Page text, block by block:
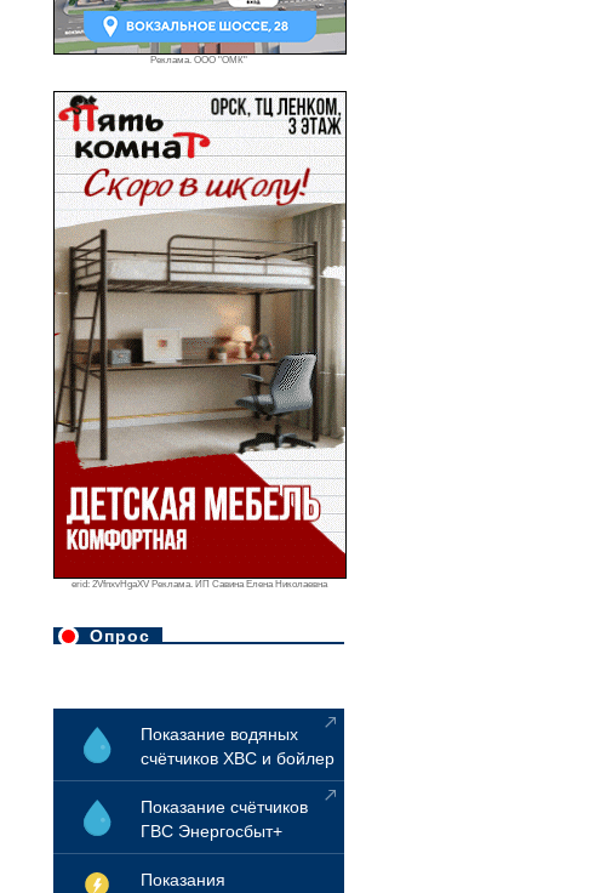
Реклама. ООО "ОМК"
erid: 2VfnxvHgaXV Реклама. ИП Савина Елена Николаевна
Опрос
Показание водяных
счётчиков ХВС и бойлер
Показание счётчиков
ГВС Энергосбыт+
Показания